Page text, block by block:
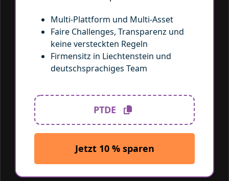
Multi-Plattform und Multi-Asset
Faire Challenges, Transparenz und
keine versteckten Regeln
Firmensitz in Liechtenstein und
deutschsprachiges Team
PTDE
Jetzt 10 % sparen